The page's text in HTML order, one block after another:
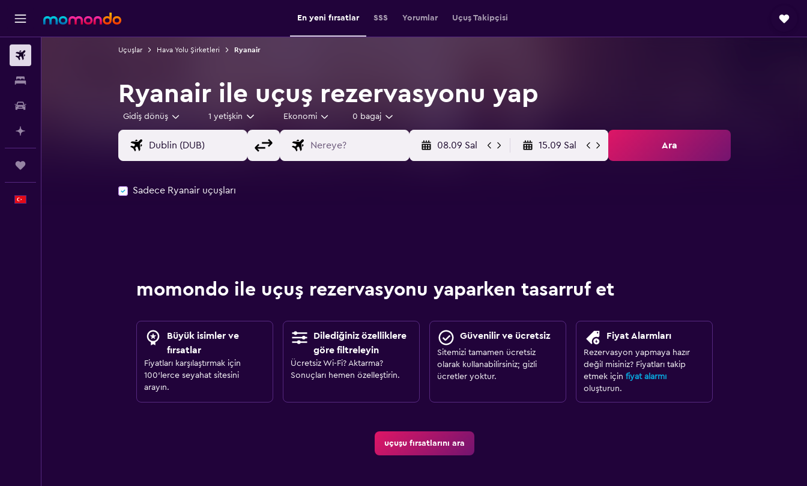
En yeni fırsatlar SSS Yorumlar Uçuş Takipçisi
Uçuşlar Hava Yolu Şirketleri Ryanair
Ryanair ile uçuş rezervasyonu yap
Gidiş dönüş 1 yetişkin Ekonomi 0 bagaj
08.09 Sal 15.09 Sal Ara
Sadece Ryanair uçuşları
momondo ile uçuş rezervasyonu yaparken tasarruf et
Büyük isimler ve
fırsatlar
Fiyatları karşılaştırmak için
100'lerce seyahat sitesini
arayın.
Dilediğiniz özelliklere
göre filtreleyin
Ücretsiz Wi-Fi? Aktarma?
Sonuçları hemen özelleştirin.
Güvenilir ve ücretsiz
Sitemizi tamamen ücretsiz
olarak kullanabilirsiniz; gizli
ücretler yoktur.
Fiyat Alarmları
Rezervasyon yapmaya hazır
değil misiniz? Fiyatları takip
etmek için fiyat alarmı
oluşturun.
uçuşu fırsatlarını ara